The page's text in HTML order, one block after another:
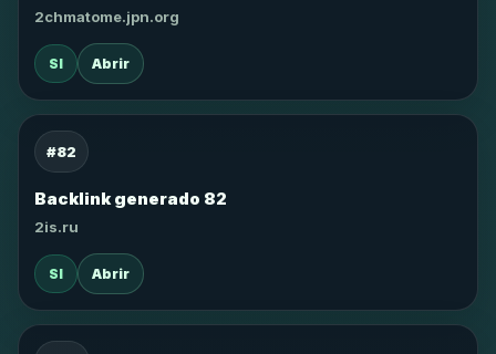
2chmatome.jpn.org
SI Abrir
#82
Backlink generado 82
2is.ru
SI Abrir